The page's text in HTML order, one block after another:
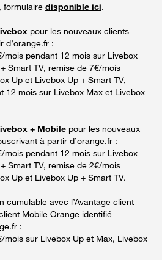
formulaire disponible ici.
pour les nouveaux clients
d’orange.fr :
mois pendant 12 mois sur Livebox
Smart TV, remise de 7€/mois
Up et Livebox Up + Smart TV,
12 mois sur Livebox Max et Livebox
+ Mobile pour les nouveaux
à partir d’orange.fr :
mois pendant 12 mois sur Livebox
Smart TV, remise de 2€/mois
Up et Livebox Up + Smart TV.
cumulable avec l’Avantage client
Mobile Orange identifié
:
mois sur Livebox Up et Max, Livebox